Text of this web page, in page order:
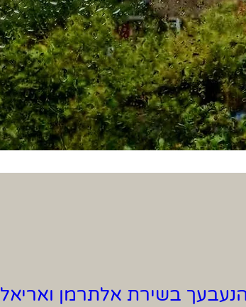
בשירת אלתרמן ואריאל